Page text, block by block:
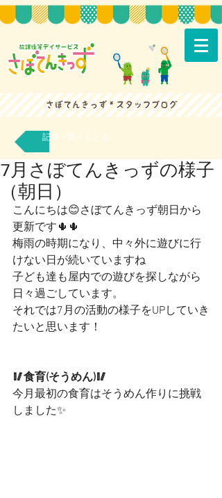
記事一覧へもどる
7月さぼてんきっずの様子
（朝日）
こんにちは😊さぼてんきっず朝日から
更新です🌵🌵
梅雨の時期になり、中々外に遊びに行
けない日が続いていますね
子ども達も屋内での遊びを探しながら
日々過ごしています。
それでは7月の活動の様子をUPしていき
たいと思います！
🥢食育(そうめん)🥢
今月最初の食育はそうめん作りに挑戦
しました✨